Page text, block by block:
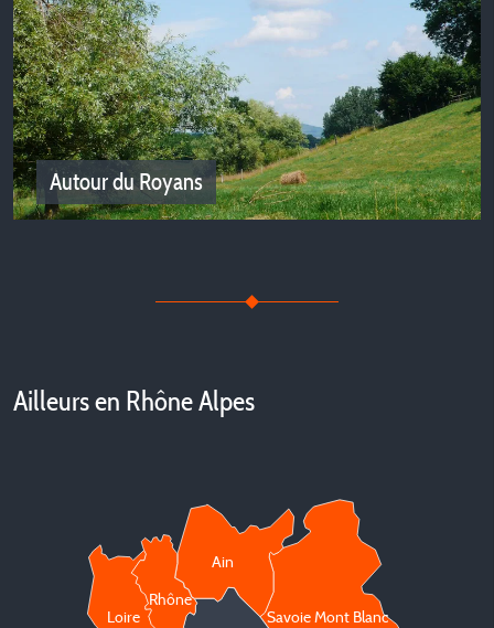
Vercors et Trièves
Nos meilleurs campings en Isère entre Vercors et Trièves
Autour du Royans
Ailleurs en Rhône Alpes
Savoie Mont Blanc
Loire
Ain
Rhône